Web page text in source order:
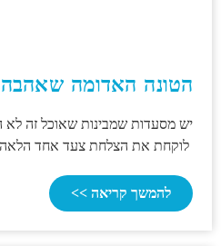
הטונה האדומה
יש מסעדות שמבינות שאוכל זה לא
לוקחת את הצלחת צעד אחד הלאה
להמשך קריאה >>